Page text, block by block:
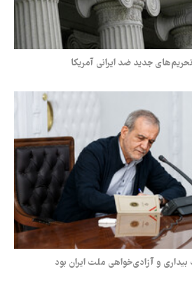
جدید ضد ایرانی آمریکا
و آزادی‌خواهی ملت ایران بود